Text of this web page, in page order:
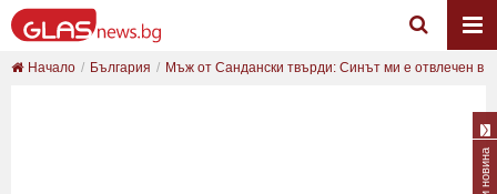
Начало България Мъж от Сандански твърди: Синът ми е отвлечен в ...